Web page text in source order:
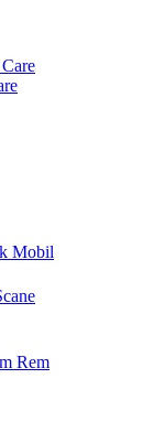
Mobil
Rem